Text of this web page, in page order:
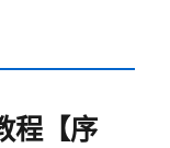
程【序